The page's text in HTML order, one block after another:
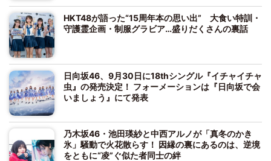
HKT48が語った“15周年本の思い出” 大食い特訓・
守護霊企画・制服グラビア…盛りだくさんの裏話
日向坂46、9月30日に18thシングル『イチャイチャ
虫』の発売決定！ フォーメーションは『日向坂で会
いましょう』にて発表
乃木坂46・池田瑛紗と中西アルノが「真冬のかき
氷」騒動で火花散らす！ 因縁の裏にあるのは、逆境
をともに“凌”ぐ似た者同士の絆